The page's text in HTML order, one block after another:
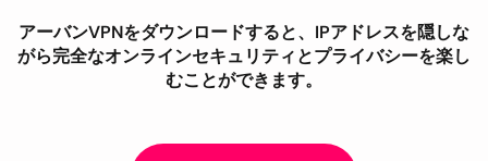
アーバンVPNをダウンロードすると、IPアドレスを隠しな
がら完全なオンラインセキュリティとプライバシーを楽し
むことができます。